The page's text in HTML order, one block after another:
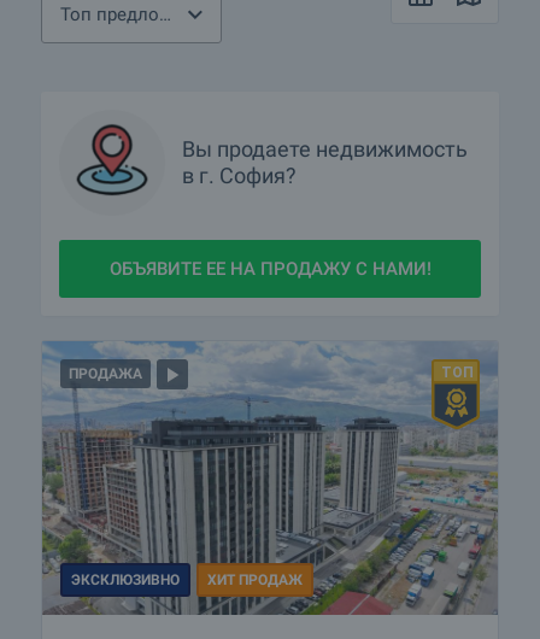
Какие на сегодня ТОП объекты в София?
Какие лучшие объекты в София?
Есть ли в София объекты по сниженным ценам?
Для каких объектов София доступен виртуальный тур
360 градусов?
Какая элитная недвижимость предлагается в София?
Какие дома предлагаются в София?
Загородные дома — это хит! Какие объекты есть в
районе София?
Подробнее о София
Топ предложения
Вы продаете недвижимость
в г. София?
ОБЪЯВИТЕ ЕЕ НА ПРОДАЖУ С НАМИ!
ПРОДАЖА
ЭКСКЛЮЗИВНО ХИТ ПРОДАЖ